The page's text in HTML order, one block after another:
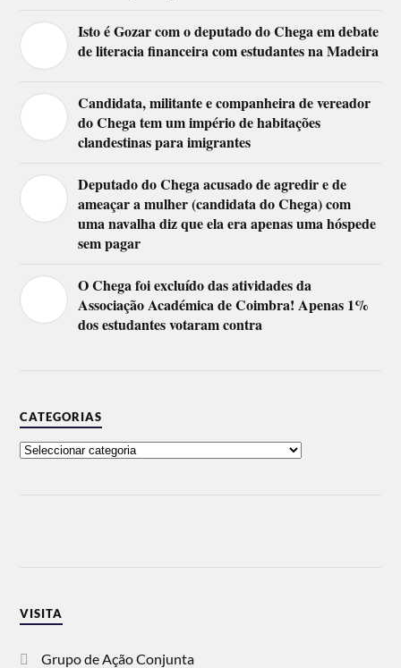
Isto é Gozar com o deputado do Chega em debate
de literacia financeira com estudantes na Madeira
Candidata, militante e companheira de vereador
do Chega tem um império de habitações
clandestinas para imigrantes
Deputado do Chega acusado de agredir e de
ameaçar a mulher (candidata do Chega) com
uma navalha diz que ela era apenas uma hóspede
sem pagar
O Chega foi excluído das atividades da
Associação Académica de Coimbra! Apenas 1%
dos estudantes votaram contra
CATEGORIAS
VISITA
Grupo de Ação Conjunta